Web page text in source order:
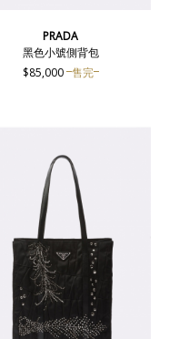
PRADA
黑色小號側背包
$85,000 售完